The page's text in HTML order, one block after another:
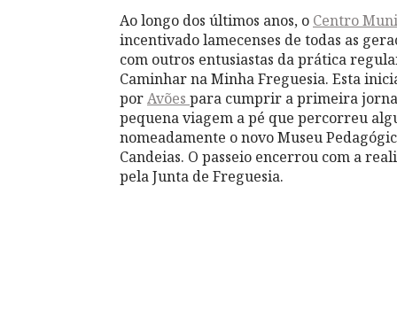
Ao longo dos últimos anos, o Centro
incentivado lamecenses de todas as
com outros entusiastas da prática
Caminhar na Minha Freguesia. Esta
porAvões para cumprir a primeira
pequena viagem a pé que percorreu
nomeadamente o novo Museu
Candeias. O passeio encerrou com a
pela Junta de Freguesia.